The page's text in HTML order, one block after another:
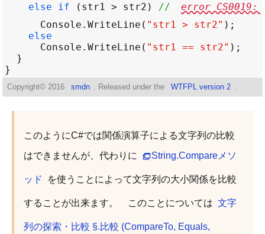
else
if ( str1 > str2 ) //
error CS0019:
Console . WriteLine ( "str1 > str2"
else
Console . WriteLine ( "str1 == str2"
Copyright© 2016 smdn . Released under the WTFPL version 2
このようにC#では関係演算子による文字列の比較
はできませんが、代わりに
String.Compareメソ
ッド を使うことによって文字列の大小関係を比較
することが出来ます。 このことについては 文字
列の探索・比較 §.比較 (CompareTo, Equals,